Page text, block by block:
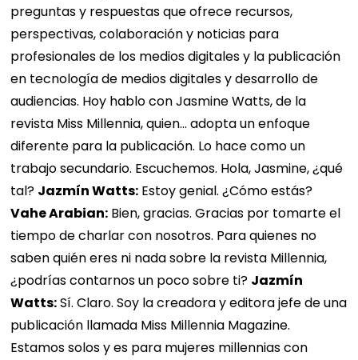
preguntas y respuestas que ofrece recursos,
perspectivas, colaboración y noticias para
profesionales de los medios digitales y la publicación
en tecnología de medios digitales y desarrollo de
audiencias. Hoy hablo con Jasmine Watts, de la
revista Miss Millennia, quien... adopta un enfoque
diferente para la publicación. Lo hace como un
trabajo secundario. Escuchemos. Hola, Jasmine, ¿qué
tal? Jazmín Watts: Estoy genial. ¿Cómo estás?
Vahe Arabian: Bien, gracias. Gracias por tomarte el
tiempo de charlar con nosotros. Para quienes no
saben quién eres ni nada sobre la revista Millennia,
¿podrías contarnos un poco sobre ti? Jazmín
Watts:Sí. Claro. Soy la creadora y editora jefe de una
publicación llamada Miss Millennia Magazine.
Estamos solos y es para mujeres millennias con